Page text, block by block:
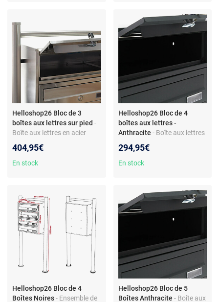
Helloshop26 Bloc de 3
boîtes aux lettres sur pied -
Boîte aux lettres en acier
compartiments superposés -
Montage facile - Couleur
404,95€
En stock
Helloshop26 Bloc de 4
boîtes aux lettres -
Anthracite - Boîte aux lettres
compartiments - Dimensions:
470 x 385 x 270 mm
294,95€
En stock
Helloshop26 Bloc de 4
Boîtes Noires- Ensemble de
Helloshop26 Bloc de 5
Boîtes Anthracite - Boîte aux